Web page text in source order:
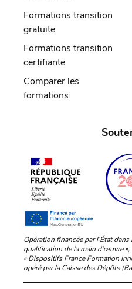
Formations transition
gratuite
Formations transition
certifiante
Comparer les
formations
Opération financée par l’État
qualification de la main d’œuvre »,
« Dispositifs France Formation
opéré par la Caisse des Dépôts